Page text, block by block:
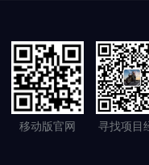
移动版官网 寻找项目